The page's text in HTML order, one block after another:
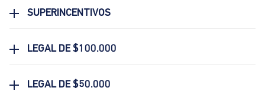
SUPERINCENTIVOS
LEGAL DE $100.000
LEGAL DE $50.000